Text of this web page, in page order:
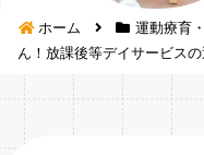
ホーム 運動療育
ん！放課後等デイサービス